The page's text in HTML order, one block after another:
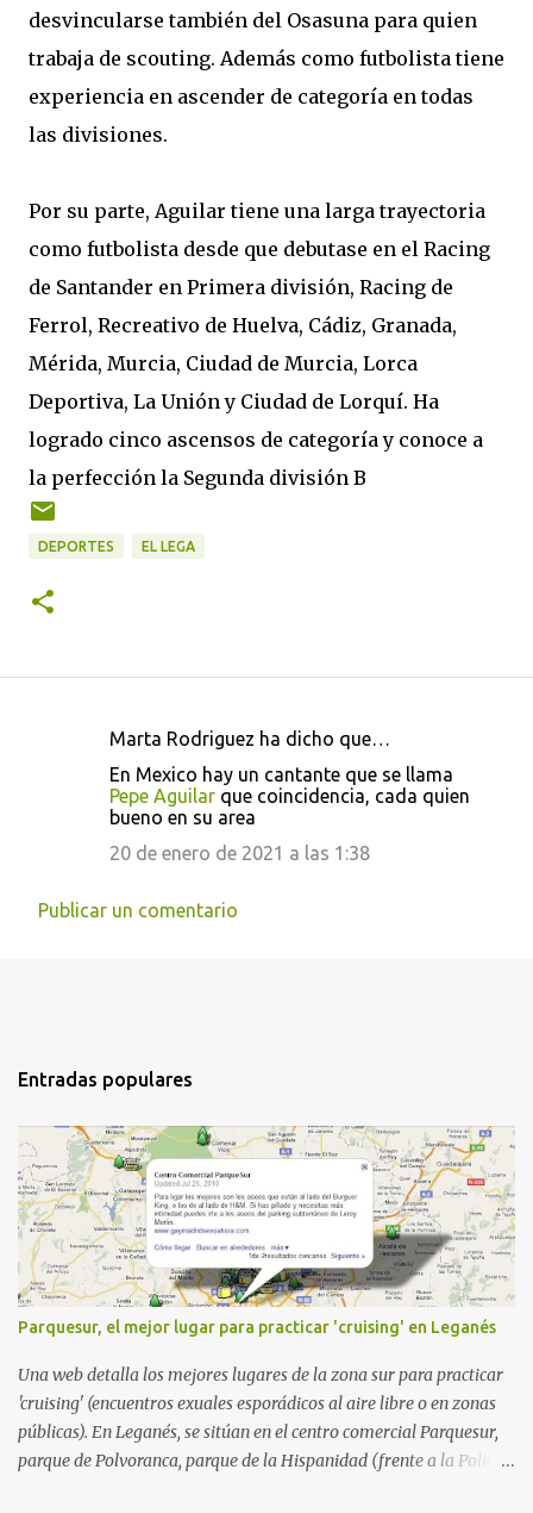
desvincularse también del Osasuna para quien
trabaja de scouting. Además como futbolista tiene
experiencia en ascender de categoría en todas
las divisiones.
Por su parte, Aguilar tiene una larga trayectoria
como futbolista desde que debutase en el Racing
de Santander en Primera división, Racing de
Ferrol, Recreativo de Huelva, Cádiz, Granada,
Mérida, Murcia, Ciudad de Murcia, Lorca
Deportiva, La Unión y Ciudad de Lorquí. Ha
logrado cinco ascensos de categoría y conoce a
la perfección la Segunda división B
DEPORTES EL LEGA
t
s
Marta Rodriguez ha dicho que…
En Mexico hay un cantante que se llama
Pepe Aguilar que coincidencia, cada quien
bueno en su area
20 de enero de 2021 a las 1:38
Publicar un comentario
Entradas populares
Parquesur, el mejor lugar para practicar 'cruising' en Leganés
Una web detalla los mejores lugares de la zona sur para practicar
'cruising' (encuentros exuales esporádicos al aire libre o en zonas
públicas). En Leganés, se sitúan en el centro comercial Parquesur,
parque de Polvoranca, parque de la Hispanidad (frente a la Policía